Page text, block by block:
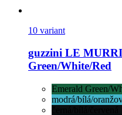
10 variant
guzzini LE
Green/White/Red
Emerald Green/
modrá/bílá/